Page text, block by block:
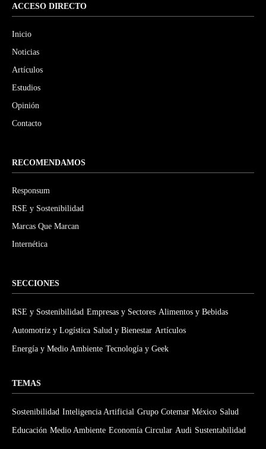
ACCESO DIRECTO
Inicio
Noticias
Artículos
Estudios
Opinión
Contacto
RECOMENDAMOS
Responsum
RSE y Sostenibilidad
Marcas Que Marcan
Internética
SECCIONES
RSE y Sostenibilidad Empresas y Sectores Alimentos y Bebidas
Automotriz y Logística Salud y Bienestar Artículos
Energía y Medio Ambiente Tecnología y Geek
TEMAS
Sostenibilidad Inteligencia Artificial Grupo Cotemar México Salud
Educación Medio Ambiente Economía Circular Audi Sustentabilidad